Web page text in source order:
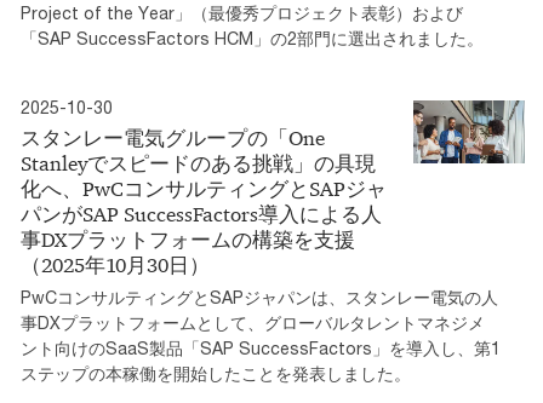
Project of the Year」（最優秀プロジェクト表彰）および
「SAP SuccessFactors HCM」の2部門に選出されました。
2025-10-30
スタンレー電気グループの「One
Stanleyでスピードのある挑戦」の具現
化へ、PwCコンサルティングとSAPジャ
パンがSAP SuccessFactors導入による人
事DXプラットフォームの構築を支援
（2025年10月30日）
PwCコンサルティングとSAPジャパンは、スタンレー電気の人
事DXプラットフォームとして、グローバルタレントマネジメ
ント向けのSaaS製品「SAP SuccessFactors」を導入し、第1
ステップの本稼働を開始したことを発表しました。